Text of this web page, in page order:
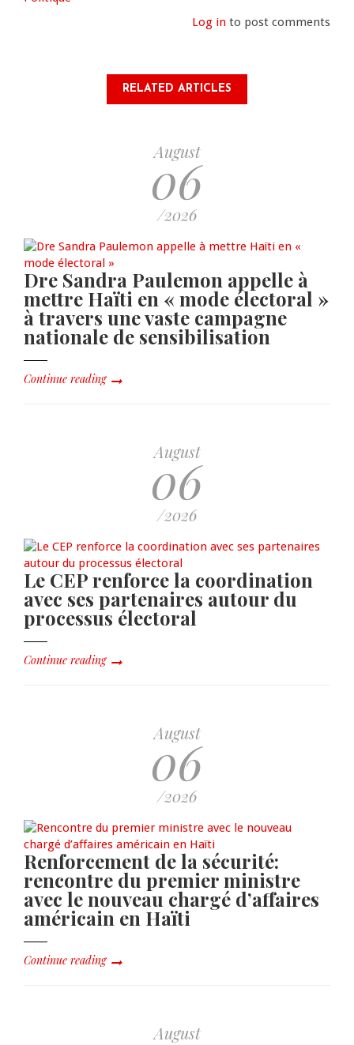
Log in to post comments
RELATED ARTICLES
August
06
/2026
Dre Sandra Paulemon appelle à
mettre Haïti en « mode électoral »
à travers une vaste campagne
nationale de sensibilisation
Continue reading
August
06
/2026
Le CEP renforce la coordination
avec ses partenaires autour du
processus électoral
Continue reading
August
06
/2026
Renforcement de la sécurité:
rencontre du premier ministre
avec le nouveau chargé d’affaires
américain en Haïti
Continue reading
August